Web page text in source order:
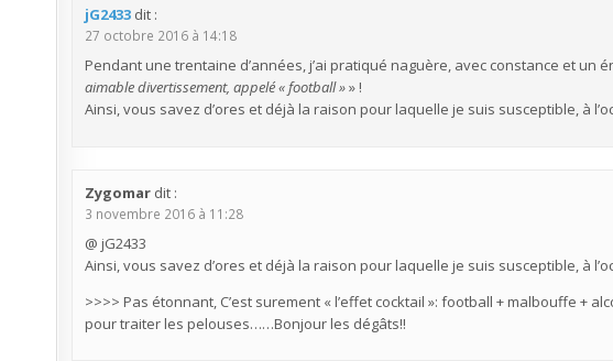
jG2433 dit :
27 octobre 2016 à 14:18
Pendant une trentaine d’années, j’ai pratiqué naguère, avec constance et un
aimable divertissement, appelé « football »» !
Ainsi, vous savez d’ores et déjà la raison pour laquelle je suis susceptible, à
Zygomar dit :
3 novembre 2016 à 11:28
@ jG2433
Ainsi, vous savez d’ores et déjà la raison pour laquelle je suis susceptible, à
>>>> Pas étonnant, C’est surement « l’effet cocktail »: football + malbouffe +
pour traiter les pelouses……Bonjour les dégâts!!